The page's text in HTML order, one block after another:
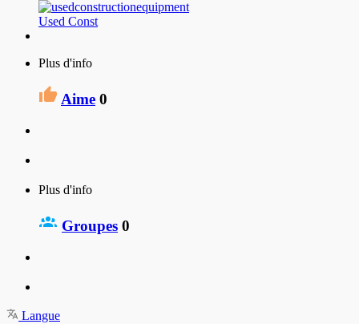
Used Const
Plus d'info
Aime 0
Plus d'info
Groupes 0
Langue